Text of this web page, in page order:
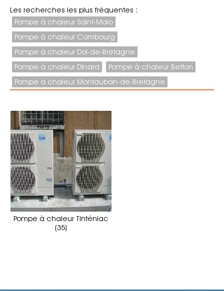
Les recherches les plus fréquentes :
Pompe à chaleur Saint-Malo
Pompe à chaleur Combourg
Pompe à chaleur Dol-de-Bretagne
Pompe à chaleur Dinard
Pompe à chaleur Betton
Pompe à chaleur Montauban-de-Bretagne
Pompe à chaleur Tinténiac
(35)